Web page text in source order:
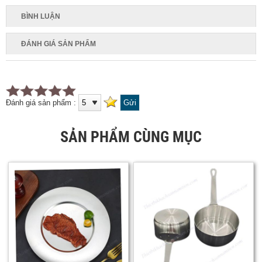
BÌNH LUẬN
ĐÁNH GIÁ SẢN PHẨM
Đánh giá sản phẩm :
SẢN PHẨM CÙNG MỤC